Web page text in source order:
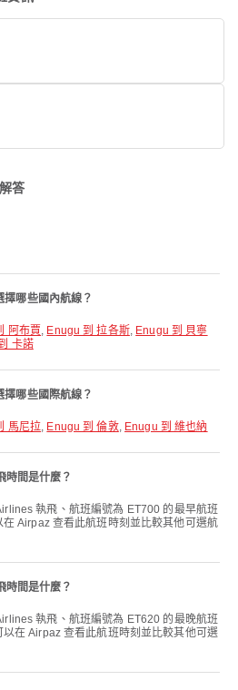
答
哪些國內航線？
阿布賈, Enugu 到 拉各斯, Enugu 到 貝寧
卡諾
哪些國際航線？
馬尼拉, Enugu 到 倫敦, Enugu 到 維也納
時間是什麼？
Airpaz 查看此航班時刻並比較其他可選航
時間是什麼？
在 Airpaz 查看此航班時刻並比較其他可選